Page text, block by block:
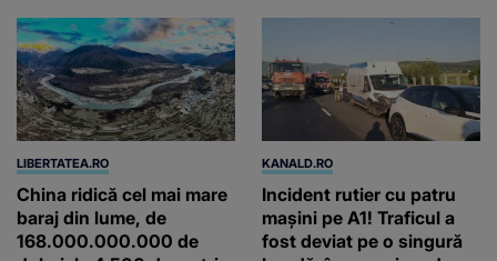
minute
LIBERTATEA.RO
China ridică cel mai mare
baraj din lume, de
168.000.000.000 de
KANALD.RO
Incident rutier cu patru
mașini pe A1! Traficul a
fost deviat pe o singură